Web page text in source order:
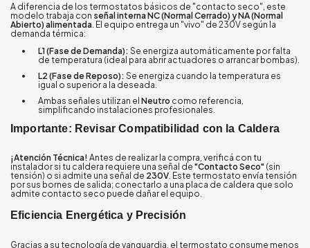
A diferencia de los termostatos básicos de "contacto seco", este
modelo trabaja con señal interna NC (Normal Cerrado) y NA (Normal
Abierto) alimentada . El equipo entrega un "vivo" de 230V según la
demanda térmica:
L1 (Fase de Demanda): Se energiza automáticamente por falta
de temperatura (ideal para abrir actuadores o arrancar bombas).
L2 (Fase de Reposo): Se energiza cuando la temperatura es
igual o superior a la deseada.
Ambas señales utilizan el Neutro como referencia,
simplificando instalaciones profesionales.
Importante: Revisar Compatibilidad con la Caldera
¡Atención Técnica! Antes de realizar la compra, verificá con tu
instalador si tu caldera requiere una señal de "Contacto Seco" (sin
tensión) o si admite una señal de 230V. Este termostato envía tensión
por sus bornes de salida; conectarlo a una placa de caldera que solo
admite contacto seco puede dañar el equipo.
Eficiencia Energética y Precisión
Gracias a su tecnología de vanguardia, el termostato consume menos